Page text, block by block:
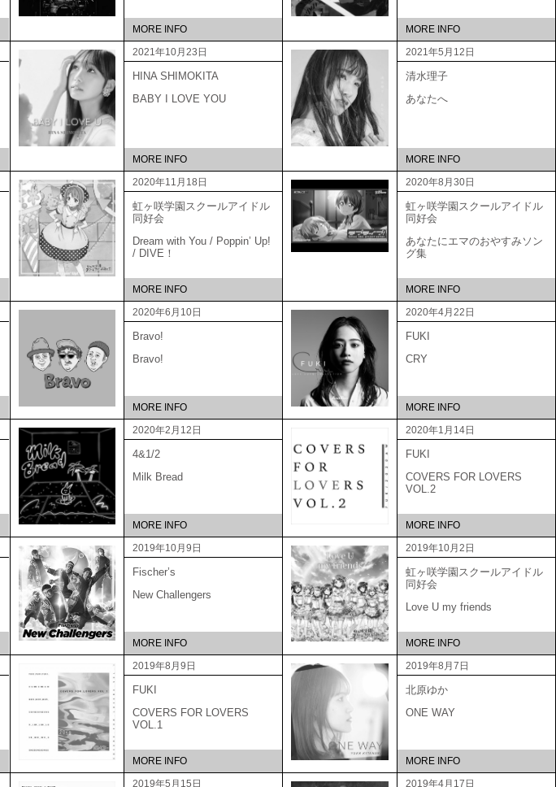
MORE INFO
MORE INFO
2021年10月23日
HINA SHIMOKITA
BABY I LOVE YOU
MORE INFO
2021年5月12日
清水理子
あなたへ
MORE INFO
2020年11月18日
虹ヶ咲学園スクールアイドル
同好会
Dream with You / Poppin’ Up!
/ DIVE！
MORE INFO
2020年8月30日
虹ヶ咲学園スクールアイドル
同好会
あなたにエマのおやすみソン
グ集
MORE INFO
2020年6月10日
Bravo!
Bravo!
MORE INFO
2020年4月22日
FUKI
CRY
MORE INFO
2020年2月12日
4&1/2
Milk Bread
MORE INFO
2020年1月14日
FUKI
COVERS FOR LOVERS
VOL.2
MORE INFO
2019年10月9日
Fischer’s
New Challengers
MORE INFO
2019年10月2日
虹ヶ咲学園スクールアイドル
同好会
Love U my friends
MORE INFO
2019年8月9日
FUKI
COVERS FOR LOVERS
VOL.1
MORE INFO
2019年8月7日
北原ゆか
ONE WAY
MORE INFO
2019年5月15日 2019年4月17日